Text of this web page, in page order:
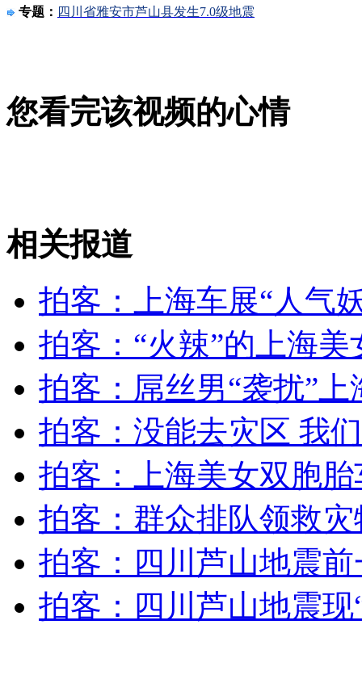
山西运城恶犬咬伤多人 警民合力深夜将其击毙
无痛分娩是否安全 医生回应
外交部：反对强权政治霸凌主义
外交部：有关国家言论片面不公正
安徽一实载49人客车翻车
走！跟着总书记去植树
专题： 四川省雅安市芦山县发生7.0级地震
您看完该视频的心情
相关报道
拍客：上海车展“人气
拍客：“火辣”的上海美
拍客：屌丝男“袭扰”
拍客：没能去灾区 我
拍客：上海美女双胞
拍客：群众排队领救
拍客：四川芦山地震
拍客：四川芦山地震现